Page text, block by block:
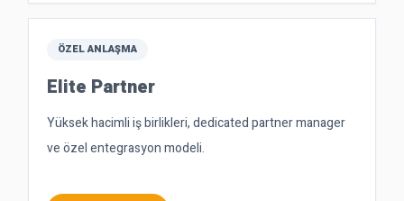
ÖZEL ANLAŞMA
Elite Partner
Yüksek hacimli iş birlikleri, dedicated partner manager
ve özel entegrasyon modeli.